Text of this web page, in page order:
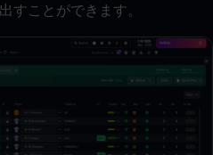
すことができます。